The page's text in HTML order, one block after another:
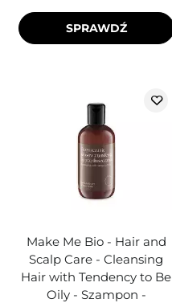
SPRAWDŹ
Make Me Bio - Hair and
Scalp Care - Cleansing
Hair with Tendency to Be
Oily - Szampon -